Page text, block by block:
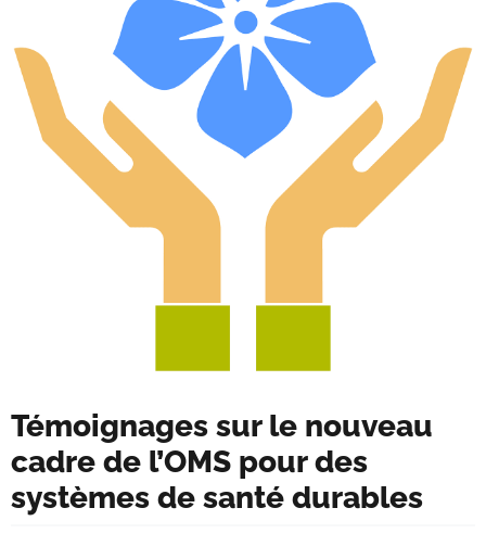
Témoignages sur le nouveau
cadre de l’OMS pour des
systèmes de santé durables